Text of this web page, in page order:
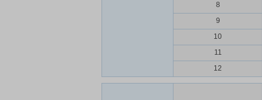
8
9
10
11
12